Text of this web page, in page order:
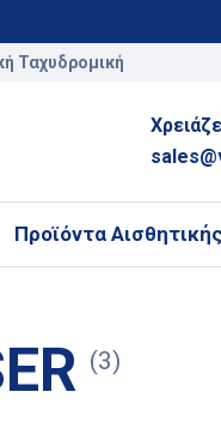
Ταχυδρομική
Προϊόντα Αισθητικής
(3)